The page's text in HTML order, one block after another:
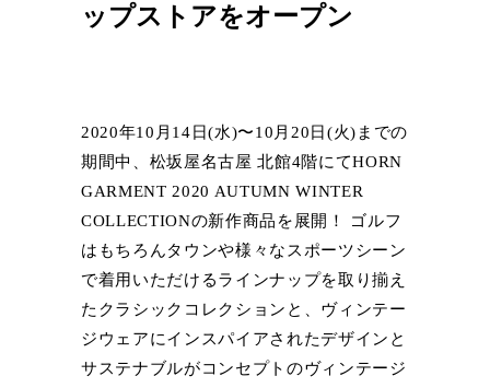
ップストアをオープン
2020年10月14日(水)〜10月20日(火)までの
期間中、松坂屋名古屋 北館4階にてHORN
GARMENT 2020 AUTUMN WINTER
COLLECTIONの新作商品を展開！ ゴルフ
はもちろんタウンや様々なスポーツシーン
で着用いただけるラインナップを取り揃え
たクラシックコレクションと、ヴィンテー
ジウェアにインスパイアされたデザインと
サステナブルがコンセプトのヴィンテージ